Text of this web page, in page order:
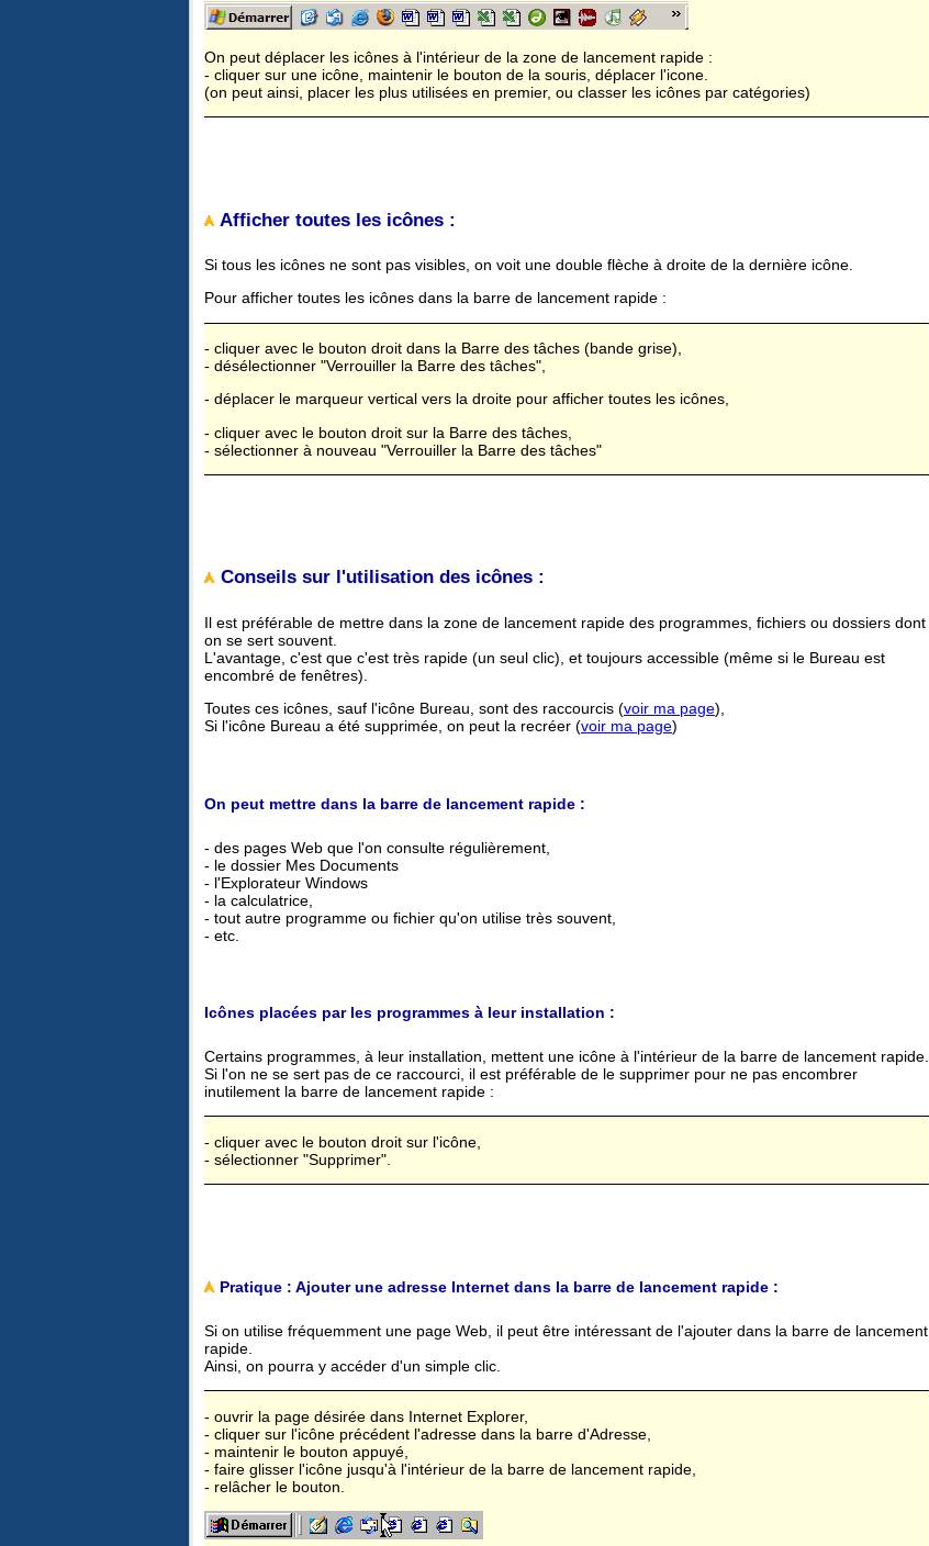
On peut déplacer les icônes à l'intérieur de la zone de lancement rapide :
- cliquer sur une icône, maintenir le bouton de la souris, déplacer l'icone.
(on peut ainsi, placer les plus utilisées en premier, ou classer les icônes par catégories)
Afficher toutes les icônes :
Si tous les icônes ne sont pas visibles, on voit une double flèche à droite de la dernière icône.
Pour afficher toutes les icônes dans la barre de lancement rapide :
- cliquer avec le bouton droit dans la Barre des tâches (bande grise),
- désélectionner "Verrouiller la Barre des tâches",
- déplacer le marqueur vertical vers la droite pour afficher toutes les icônes,
- cliquer avec le bouton droit sur la Barre des tâches,
- sélectionner à nouveau "Verrouiller la Barre des tâches"
Conseils sur l'utilisation des icônes :
Il est préférable de mettre dans la zone de lancement rapide des programmes, fichiers ou dossiers dont
on se sert souvent.
L'avantage, c'est que c'est très rapide (un seul clic), et toujours accessible (même si le Bureau est
encombré de fenêtres).
Toutes ces icônes, sauf l'icône Bureau, sont des raccourcis (voir ma page),
Si l'icône Bureau a été supprimée, on peut la recréer (voir ma page)
On peut mettre dans la barre de lancement rapide :
- des pages Web que l'on consulte régulièrement,
- le dossier Mes Documents
- l'Explorateur Windows
- la calculatrice,
- tout autre programme ou fichier qu'on utilise très souvent,
- etc.
Icônes placées par les programmes à leur installation :
Certains programmes, à leur installation, mettent une icône à l'intérieur de la barre de lancement rapide.
Si l'on ne se sert pas de ce raccourci, il est préférable de le supprimer pour ne pas encombrer
inutilement la barre de lancement rapide :
- cliquer avec le bouton droit sur l'icône,
- sélectionner "Supprimer".
Pratique : Ajouter une adresse Internet dans la barre de lancement rapide :
Si on utilise fréquemment une page Web, il peut être intéressant de l'ajouter dans la barre de lancement
rapide.
Ainsi, on pourra y accéder d'un simple clic.
- ouvrir la page désirée dans Internet Explorer,
- cliquer sur l'icône précédent l'adresse dans la barre d'Adresse,
- maintenir le bouton appuyé,
- faire glisser l'icône jusqu'à l'intérieur de la barre de lancement rapide,
- relâcher le bouton.